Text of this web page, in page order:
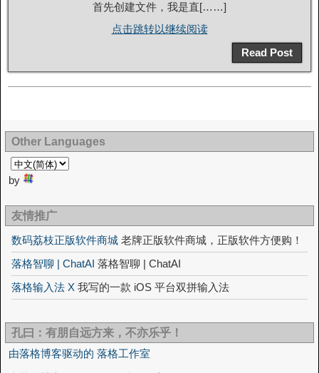
首先创建文件，我是直[……]
点击跳转以继续阅读
Read Post
Other Languages
by
友情推广
数码荔枝正版软件商城 老牌正版软件商城，正版软件方便购！
落格智聊 | ChatAI 落格智聊 | ChatAI
落格输入法 X 我写的一款 iOS 平台双拼输入法
孔曰：有朋自远方来，不亦乐乎！
由落格博客驱动的 落格工作室